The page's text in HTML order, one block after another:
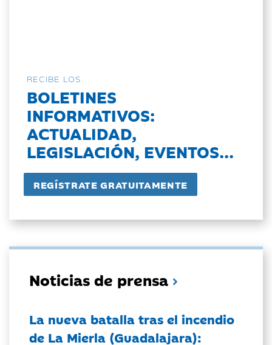
RECIBE LOS
BOLETINES
INFORMATIVOS:
ACTUALIDAD,
LEGISLACIÓN, EVENTOS...
Noticias de prensa
La nueva batalla tras el incendio
de La Mierla (Guadalajara):